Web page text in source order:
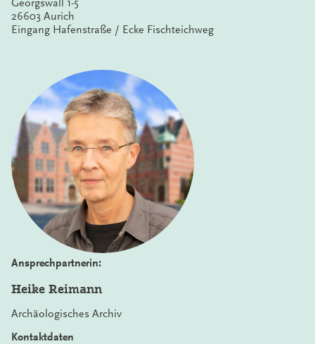
Georgswall 1-5
26603 Aurich
Eingang Hafenstraße / Ecke Fischteichweg
Ansprechpartnerin:
Heike Reimann
Archäologisches Archiv
Kontaktdaten